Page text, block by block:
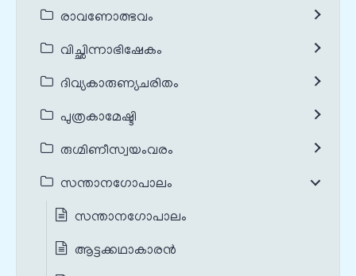
രാവണോത്ഭവം
വിച്ഛിന്നാഭിഷേകം
ദിവ്യകാരുണ്യചരിതം
പുത്രകാമേഷ്ടി
രുഗ്മിണീസ്വയംവരം
സന്താനഗോപാലം
സന്താനഗോപാലം
ആട്ടക്കഥാകാരൻ